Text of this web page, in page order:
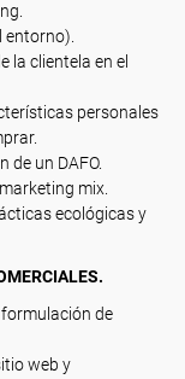
la clientela en el
personales
de un DAFO.
mix.
ecológicas y
de
web y